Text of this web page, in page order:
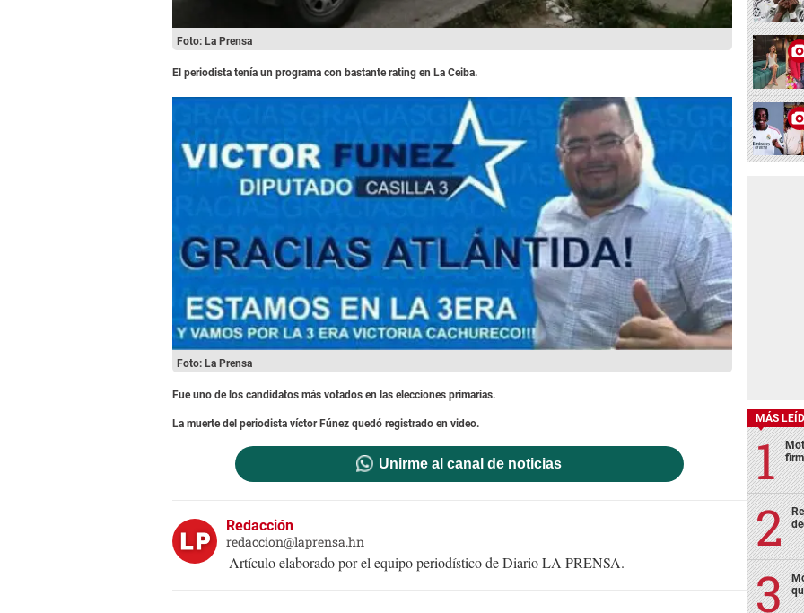
Foto: La Prensa
El periodista tenía un programa con bastante rating en La Ceiba.
Foto: La Prensa
Fue uno de los candidatos más votados en las elecciones primarias.
La muerte del periodista víctor Fúnez quedó registrado en video.
Unirme al canal de noticias
Redacción
redaccion@laprensa.hn
Artículo elaborado por el equipo periodístico de Diario LA PRENSA.
MÁS